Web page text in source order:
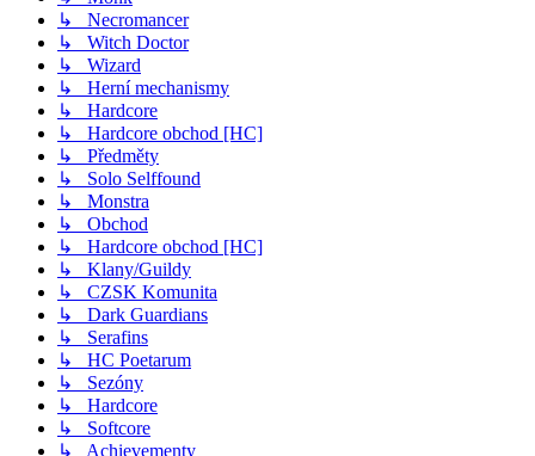
↳ Necromancer
↳ Witch Doctor
↳ Wizard
↳ Herní mechanismy
↳ Hardcore
↳ Hardcore obchod [HC]
↳ Předměty
↳ Solo Selffound
↳ Monstra
↳ Obchod
↳ Hardcore obchod [HC]
↳ Klany/Guildy
↳ CZSK Komunita
↳ Dark Guardians
↳ Serafins
↳ HC Poetarum
↳ Sezóny
↳ Hardcore
↳ Softcore
↳ Achievementy